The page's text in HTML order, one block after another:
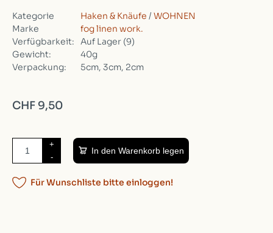
Kategorie Haken & Knäufe / WOHNEN
Marke
fog linen work.
Verfügbarkeit:
Auf Lager (9)
Gewicht:
40g
Verpackung:
5cm, 3cm, 2cm
CHF 9,50
+
-
In den Warenkorb legen
Für Wunschliste bitte einloggen!